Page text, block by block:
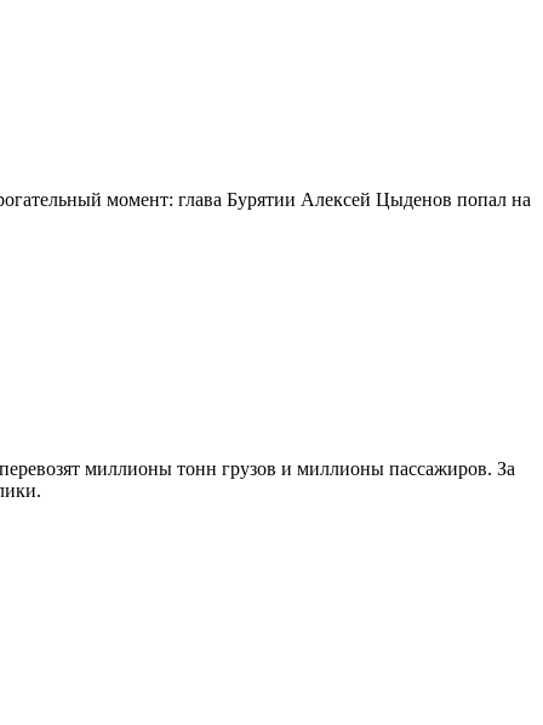
момент: глава Бурятии Алексей Цыденов попал на
миллионы тонн грузов и миллионы пассажиров. За